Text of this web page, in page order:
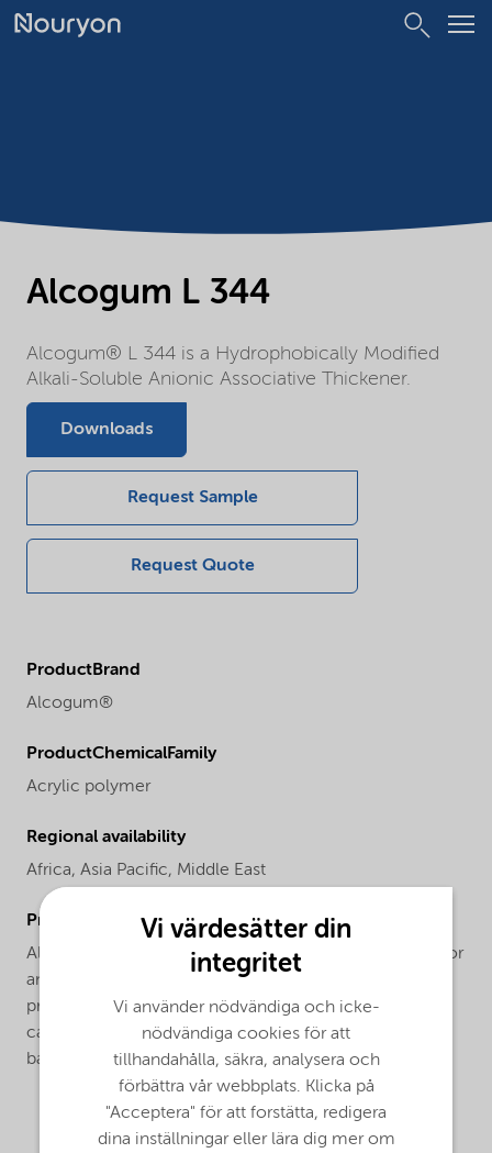
Alcogum L 344
Alcogum® L 344 is a Hydrophobically Modified
Alkali-Soluble Anionic Associative Thickener.
Downloads
Request Sample
Request Quote
ProductBrand
Alcogum®
ProductChemicalFamily
Acrylic polymer
Regional availability
Africa, Asia Pacific, Middle East
ProductApplications
Alcogum L 344 is recommended for use in both interior
and exterior flat paints to enhance flow and leveling by
providing medium shear rate viscosity. Alcogum L 344
can serve as either a primary or co-thickener in water-
based coatings.
Vi värdesätter din
integritet
Vi använder nödvändiga och icke-
nödvändiga cookies för att
tillhandahålla, säkra, analysera och
förbättra vår webbplats. Klicka på
"Acceptera" för att forstätta, redigera
dina inställningar eller lära dig mer om